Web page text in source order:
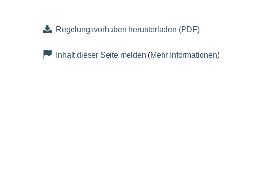
Regelungsvorhaben herunterladen (PDF)
Inhalt dieser Seite melden (Mehr Informationen)